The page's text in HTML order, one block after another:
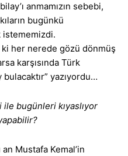
anmamızın sebebi,
bugünkü
ki her nerede gözü dönmüş
karşısında Türk
yazıyordu…
ile bugünleri kıyaslıyor
an Mustafa Kemal’in